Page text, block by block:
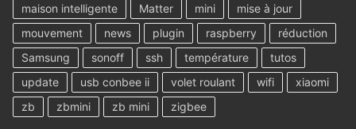
maison intelligente
Matter mini
mise à jour
mouvement
news plugin raspberry
réduction
Samsung
sonoff ssh température
tutos
update
usb conbee ii volet roulant wifi
xiaomi
zb
zbmini zb mini zigbee